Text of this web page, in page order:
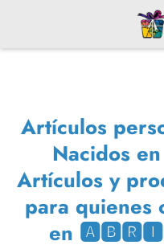
Artículos
Nacidos
Artículos y
para quienes
en 🅰🅱🆁🅸🅻